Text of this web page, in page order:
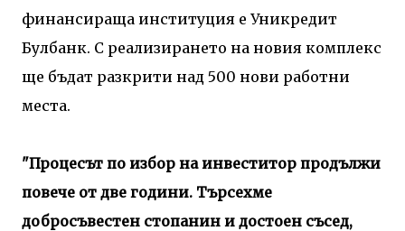
финансираща институция е Уникредит
Булбанк. С реализирането на новия комплекс
ще бъдат разкрити над 500 нови работни
места.
"Процесът по избор на инвеститор продължи
повече от две години. Търсехме
добросъвестен стопанин и достоен съсед,